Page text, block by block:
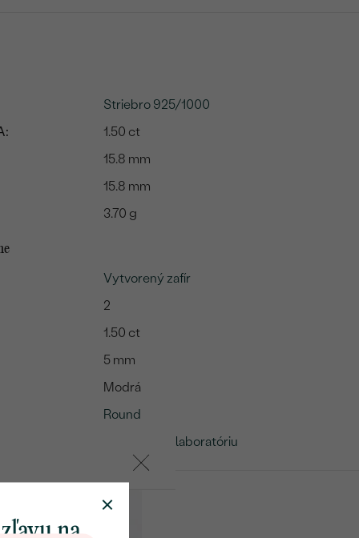
Striebro 925/1000
1.50 ct
15.8 mm
15.8 mm
3.70 g
Vytvorený zafír
2
1.50 ct
5 mm
Modrá
Round
Vytvorený v laboratóriu
na